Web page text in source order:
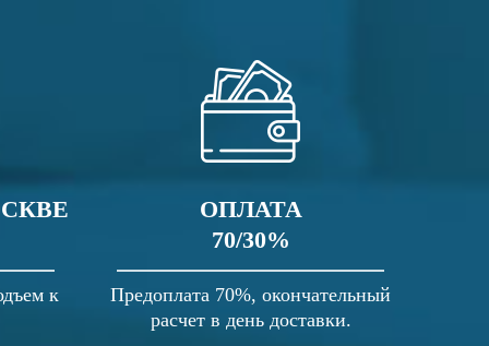
к
ОПЛАТА
70/30%
Предоплата 70%, окончательный
расчет в день доставки.